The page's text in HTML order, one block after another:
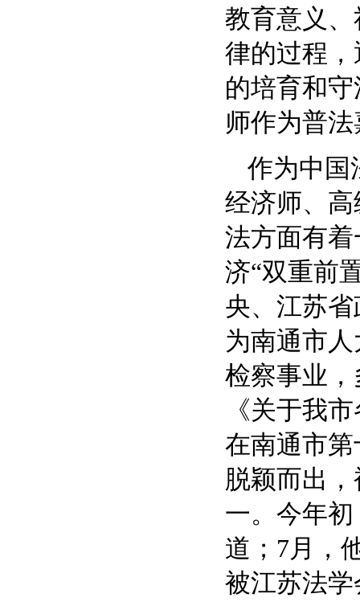
教育意义
律的过程
的培育和
师作为普
作为中国
经济师、
法方面有
济“双重前
央、江苏
为南通市
检察事业
《关于我
在南通市
脱颖而出
一。今年
道；7月，
被江苏法